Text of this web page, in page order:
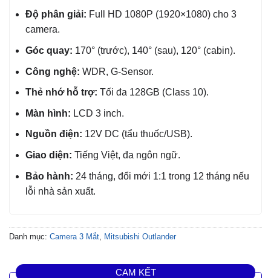
Độ phân giải: Full HD 1080P (1920×1080) cho 3
camera.
Góc quay: 170° (trước), 140° (sau), 120° (cabin).
Công nghệ: WDR, G-Sensor.
Thẻ nhớ hỗ trợ: Tối đa 128GB (Class 10).
Màn hình: LCD 3 inch.
Nguồn điện: 12V DC (tẩu thuốc/USB).
Giao diện: Tiếng Việt, đa ngôn ngữ.
Bảo hành: 24 tháng, đổi mới 1:1 trong 12 tháng nếu
lỗi nhà sản xuất.
Danh mục: Camera 3 Mắt, Mitsubishi Outlander
CAM KẾT